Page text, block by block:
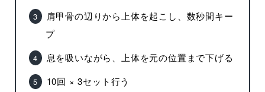
肩甲骨の辺りから上体を起こし、数秒間キー
プ
息を吸いながら、上体を元の位置まで下げる
10回 × 3セット行う